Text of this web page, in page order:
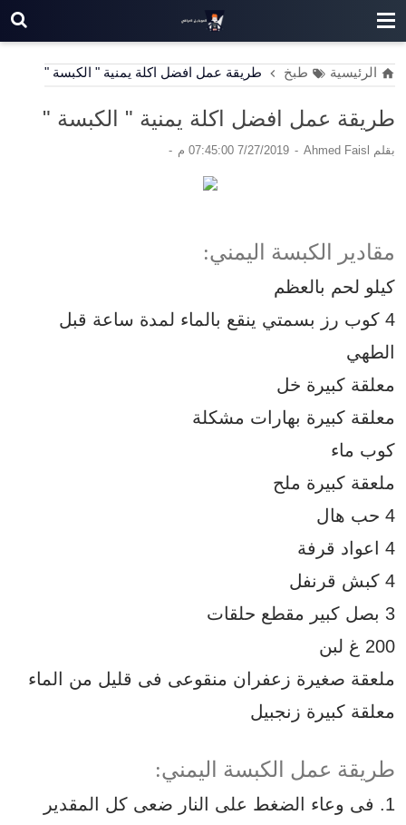
الرئيسية طبخ طريقة عمل افضل اكلة يمنية " الكبسة "
طريقة عمل افضل اكلة يمنية " الكبسة "
بقلم Ahmed Faisl 7/27/2019 07:45:00 م
مقادير الكبسة اليمني:
كيلو لحم بالعظم
4 كوب رز بسمتي ينقع بالماء لمدة ساعة قبل
الطهي
معلقة كبيرة خل
معلقة كبيرة بهارات مشكلة
كوب ماء
ملعقة كبيرة ملح
4 حب هال
4 اعواد قرفة
4 كبش قرنفل
3 بصل كبير مقطع حلقات
200 غ لبن
ملعقة صغيرة زعفران منقوعى فى قليل من الماء
معلقة كبيرة زنجبيل
طريقة عمل الكبسة اليمني:
1. فى وعاء الضغط على النار ضعى كل المقدير